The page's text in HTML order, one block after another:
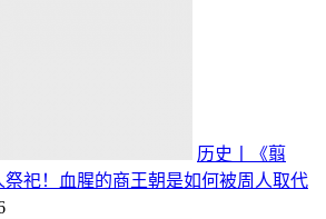
历史丨《翦
祭祀！血腥的商王朝是如何被周人取代